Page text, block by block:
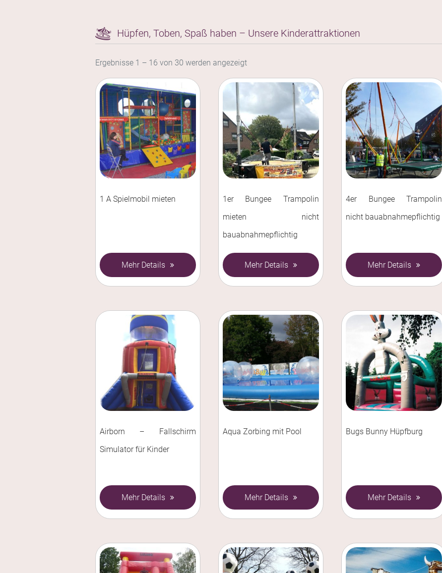
Hüpfen, Toben, Spaß haben – Unsere Kinderattraktionen
Ergebnisse 1 – 16 von 30 werden angezeigt
1 A Spielmobil mieten
Mehr Details
1er Bungee Trampolin
mieten nicht
bauabnahmepflichtig
Mehr Details
4er Bungee Trampolin
nicht bauabnahmepflichtig
Mehr Details
Airborn – Fallschirm
Simulator für Kinder
Mehr Details
Aqua Zorbing mit Pool
Mehr Details
Bugs Bunny Hüpfburg
Mehr Details